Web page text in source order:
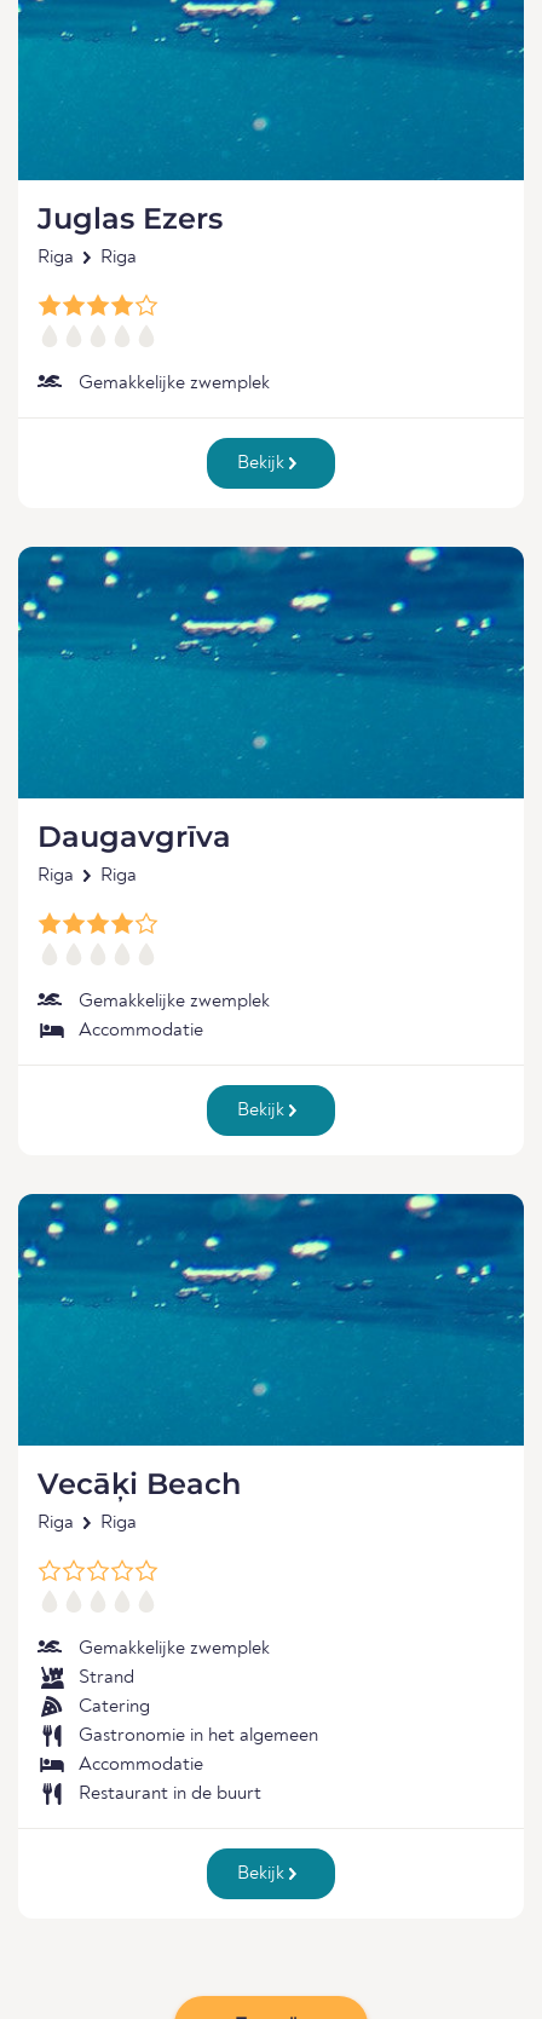
Juglas Ezers
Riga Riga
Gemakkelijke zwemplek
Bekijk
Daugavgrīva
Riga Riga
Gemakkelijke zwemplek
Accommodatie
Bekijk
Vecāķi Beach
Riga Riga
Gemakkelijke zwemplek
Strand
Catering
Gastronomie in het algemeen
Accommodatie
Restaurant in de buurt
Bekijk